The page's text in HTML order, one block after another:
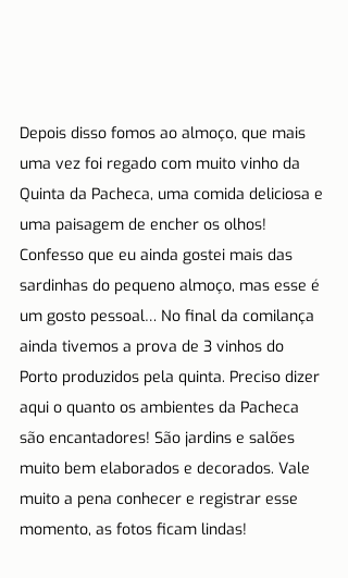
Depois disso fomos ao almoço, que mais
uma vez foi regado com muito vinho da
Quinta da Pacheca, uma comida deliciosa e
uma paisagem de encher os olhos!
Confesso que eu ainda gostei mais das
sardinhas do pequeno almoço, mas esse é
um gosto pessoal… No final da comilança
ainda tivemos a prova de 3 vinhos do
Porto produzidos pela quinta. Preciso dizer
aqui o quanto os ambientes da Pacheca
são encantadores! São jardins e salões
muito bem elaborados e decorados. Vale
muito a pena conhecer e registrar esse
momento, as fotos ficam lindas!